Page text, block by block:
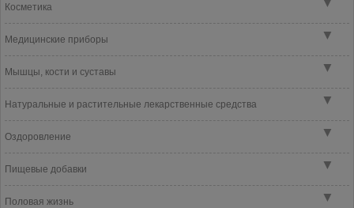
Косметика
▼
Медицинские приборы
▼
Мышцы, кости и суставы
▼
Натуральные и растительные лекарственные средства
▼
Оздоровление
▼
Пищевые добавки
▼
Половая жизнь